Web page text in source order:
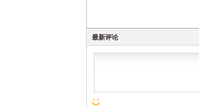
最新评论